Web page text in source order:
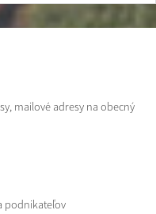
mailové adresy na obecný
podnikateľov